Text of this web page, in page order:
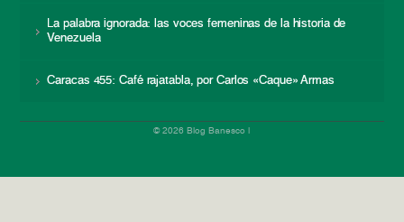
La palabra ignorada: las voces femeninas de la historia de
Venezuela
Caracas 455: Café rajatabla, por Carlos «Caque» Armas
© 2026 Blog Banesco |